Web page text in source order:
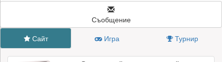
Съобщение
Сайт
Игра Турнир